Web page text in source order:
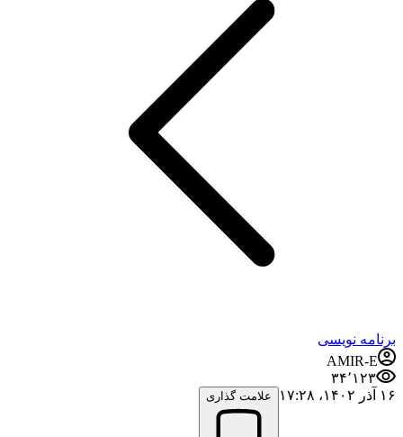
برنامه نویسی
AMIR-E
۳۴٬۱۲۳
۱۶ آذر ۱۴۰۲،‏ ۱۷:۲۸
علامت گذاری